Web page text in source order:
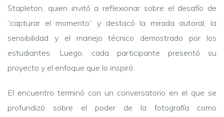
Stapleton, quien invitó a reflexionar sobre el desafío de
“capturar el momento” y destacó la mirada autoral, la
sensibilidad y el manejo técnico demostrado por los
estudiantes. Luego, cada participante presentó su
proyecto y el enfoque que lo inspiró.
El encuentro terminó con un conversatorio en el que se
profundizó sobre el poder de la fotografía como